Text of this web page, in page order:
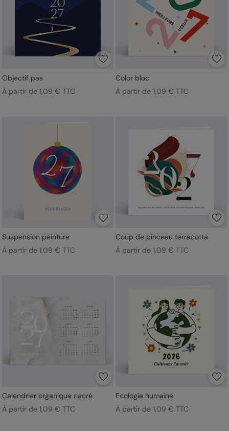
Objectif pas
À partir de 1,09 € TTC
Color bloc
À partir de 1,09 € TTC
Suspension peinture
À partir de 1,09 € TTC
Coup de pinceau terracotta
À partir de 1,09 € TTC
Calendrier organique nacré
À partir de 1,09 € TTC
Ecologie humaine
À partir de 1,09 € TTC